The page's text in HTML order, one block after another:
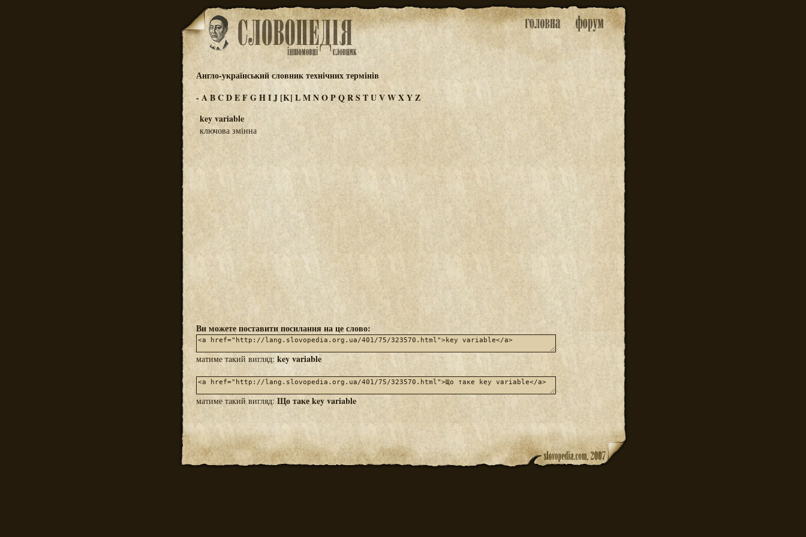
Англо-український словник технічних термінів
-ABCDEFGHIJ [K] LMNOPQRSTUVWXYZ
key variable
ключова змінна
Ви можете поставити посилання на це слово:
матиме такий вигляд: key variable
матиме такий вигляд:Що таке key variable